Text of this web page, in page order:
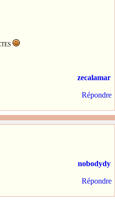
zecalamar
Répondre
nobodydy
Répondre